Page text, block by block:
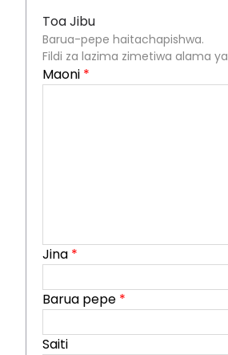
Toa Jibu
Barua-pepe haitachapishwa.
Fildi za lazima zimetiwa alama ya
Maoni *
Jina *
Barua pepe *
Saiti